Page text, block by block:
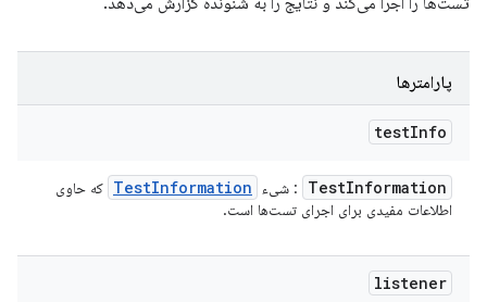
پارامترها
testInfo
TestInformation : شیء TestInformation
که حاوی
اطلاعات مفیدی برای اجرای تست‌ها است.
listener